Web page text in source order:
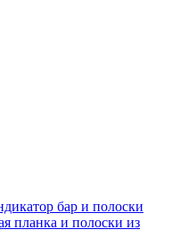
бар и полоски
планка и полоски из